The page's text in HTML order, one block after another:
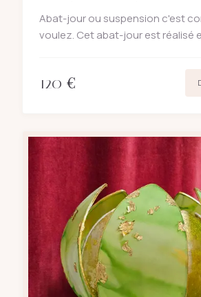
Abat-jour ou suspension c'est
voulez. Cet abat-jour est réalisé
graphiques se metten
120 €